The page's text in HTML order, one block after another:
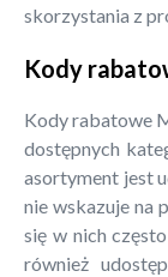
skorzystania z
Kody
Kody rabatowe
dostępnych
asortyment jest
nie wskazuje na
się w nich
również